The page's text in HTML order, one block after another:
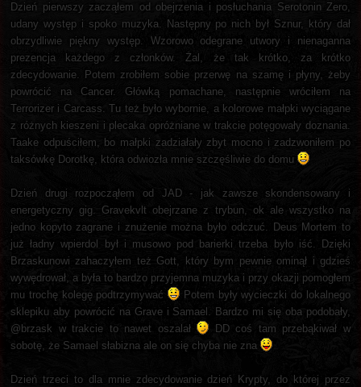
Dzień pierwszy zacząłem od obejrzenia i posłuchania Serotonin Zero,
udany występ i spoko muzyka. Następny po nich był Sznur, który dał
obrzydliwie piękny występ. Wzorowo odegrane utwory i nienaganna
prezencja każdego z członków. Żal, że tak krótko, za krótko
zdecydowanie. Potem zrobiłem sobie przerwę na szamę i płyny, żeby
powrócić na Cancer. Główką pomachane, następnie wróciłem na
Terrorizer i Carcass. Tu też było wybornie, a kolorowe małpki wyciągane
z różnych kieszeni i plecaka opróżniane w trakcie potęgowały doznania.
Taake odpuściłem, bo małpki zadziałały zbyt mocno i zadzwoniłem po
taksówkę Dorotkę, która odwiozła mnie szczęśliwie do domu
Dzień drugi rozpocząłem od JAD - jak zawsze skondensowany i
energetyczny gig. Gravekvlt obejrzane z trybun, ok ale wszystko na
jedno kopyto zagrane i znużenie można było odczuć. Deus Mortem to
już ładny wpierdol był i musowo pod barierki trzeba było iść. Dzięki
Brzaskunowi zahaczyłem też Gott, który bym pewnie ominął i gdzieś
wywędrował, a była to bardzo przyjemna muzyka i przy okazji pomogłem
mu trochę kolegę podtrzymywać
Potem były wycieczki do lokalnego
sklepiku aby powrócić na Grave i Samael. Bardzo mi się oba podobały,
@brzask w trakcie to nawet oszalał
DD coś tam przebąkiwał w
sobotę, że Samael słabizna ale on się chyba nie zna
Dzień trzeci to dla mnie zdecydowanie dzień Krypty, do której przez